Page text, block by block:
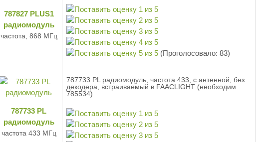
787827 PLUS1
радиомодуль
частота, 868 МГц
(Проголосовало: 83)
787733 PL
радиомодуль
частота 433 МГц
787733 PL радиомодуль, частота 433, с антенной, без
декодера, встраиваемый в FAACLIGHT (необходим
785534)